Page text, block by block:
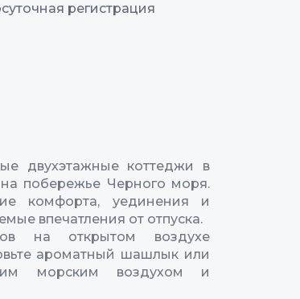
регистрация
двухэтажные коттеджи в
побережье Черного моря.
комфорта, уединения и
впечатления от отпуска.
на открытом воздухе
ароматный шашлык или
морским воздухом и